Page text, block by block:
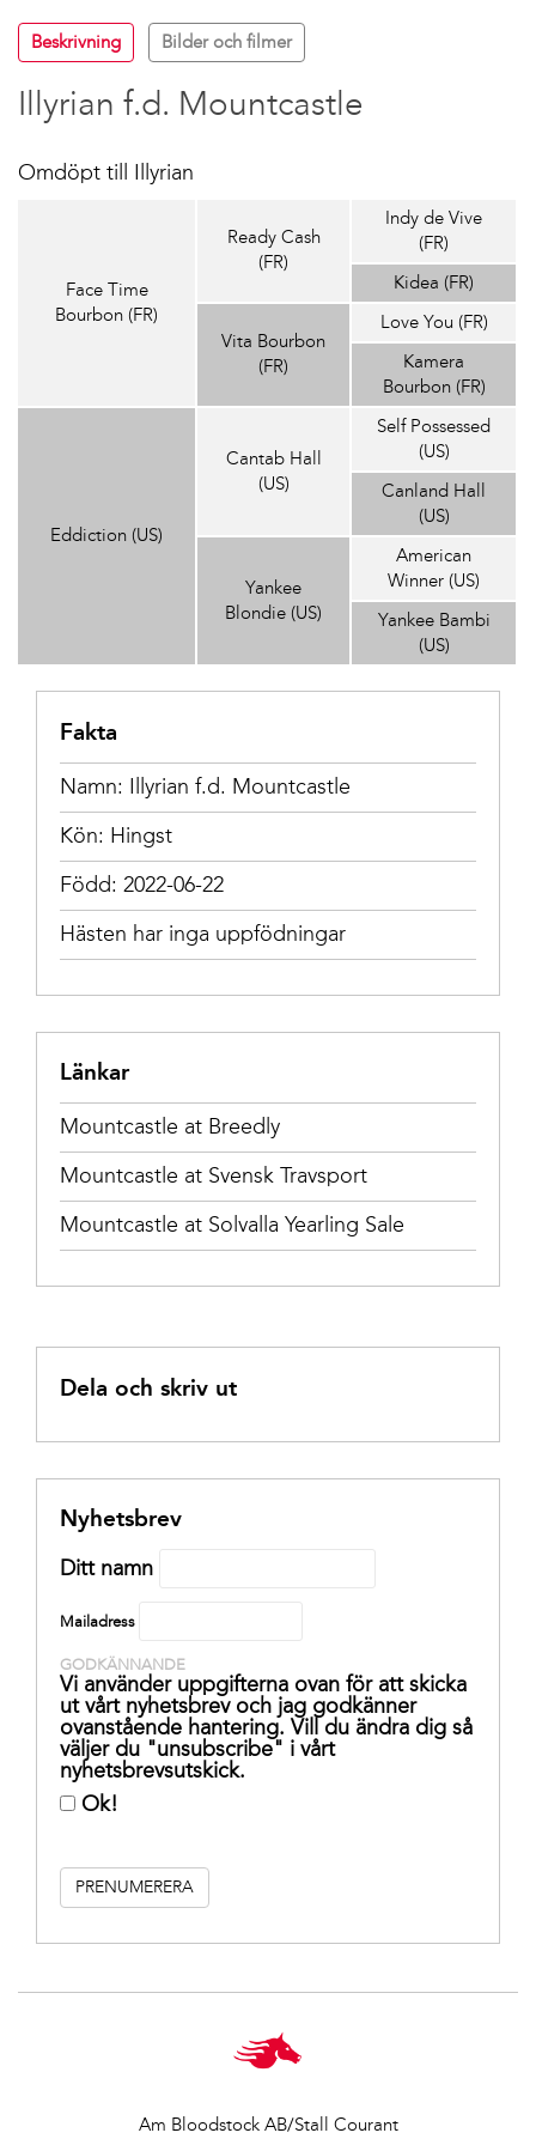
Beskrivning Bilder och filmer
Illyrian f.d. Mountcastle
Omdöpt till Illyrian
Face Time
Bourbon (FR)
Ready Cash
(FR)
Indy de Vive
(FR)
Kidea (FR)
Vita Bourbon
(FR)
Love You (FR)
Kamera
Bourbon (FR)
Eddiction (US)
Cantab Hall
(US)
Self Possessed
(US)
Canland Hall
(US)
Yankee
Blondie (US)
American
Winner (US)
Yankee Bambi
(US)
Fakta
Namn: Illyrian f.d. Mountcastle
Kön: Hingst
Född: 2022-06-22
Hästen har inga uppfödningar
Länkar
Mountcastle at Breedly
Mountcastle at Svensk Travsport
Mountcastle at Solvalla Yearling Sale
Dela och skriv ut
Nyhetsbrev
Ditt namn
Mailadress
GODKÄNNANDE
Vi använder uppgifterna ovan för att skicka
ut vårt nyhetsbrev och jag godkänner
ovanstående hantering. Vill du ändra dig så
väljer du "unsubscribe" i vårt
nyhetsbrevsutskick.
Ok!
Am Bloodstock AB/Stall Courant